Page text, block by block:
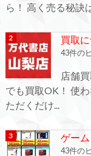
ら！ 高く売る秘訣
買取
43件の
店舗
でも買取OK！ 使
ただくだけ...
ゲー
43件の